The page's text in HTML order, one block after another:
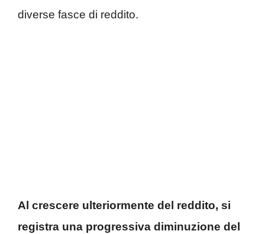
diverse fasce di reddito.
Al crescere ulteriormente del reddito, si
registra una progressiva diminuzione del